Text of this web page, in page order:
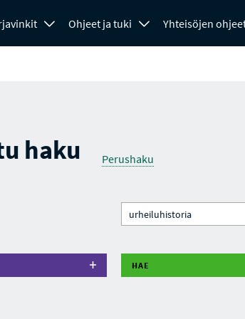
Ohjeet ja tuki Yhteisöjen
haku Perushaku
HAE